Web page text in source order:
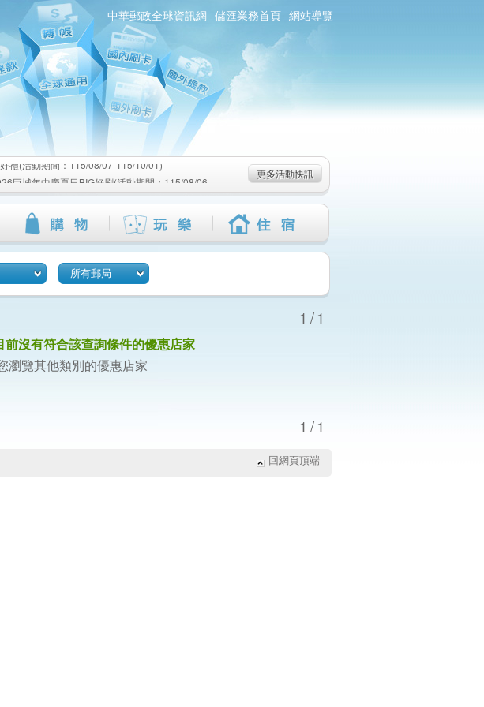
中華郵政全球資訊網 儲匯業務首頁 網站導覽
禮(活動期間：115/08/07-115/10/01)
巨城年中慶夏日BIG好刷(活動期間：115/08/06-
波 刷卡郵好禮(活動期間：115/08/06-115/09/02)
禮(活動期間：115/08/07-115/10/01)
巨城年中慶夏日BIG好刷(活動期間：115/08/06-
波 刷卡郵好禮(活動期間：115/08/06-115/09/02)
更多活動快訊
所有郵局
1/1
前沒有符合該查詢條件的優惠店家
瀏覽其他類別的優惠店家
1/1
回網頁頂端